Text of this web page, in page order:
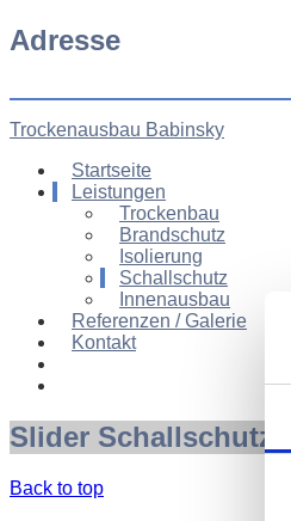
Adresse
Trockenausbau Babinsky
Startseite
Leistungen
Trockenbau
Brandschutz
Isolierung
Schallschutz
Innenausbau
Referenzen / Galerie
Kontakt
Slider Schallschutz
Back to top